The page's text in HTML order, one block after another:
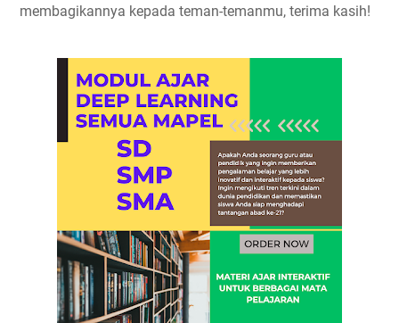
membagikannya kepada teman-temanmu, terima kasih!